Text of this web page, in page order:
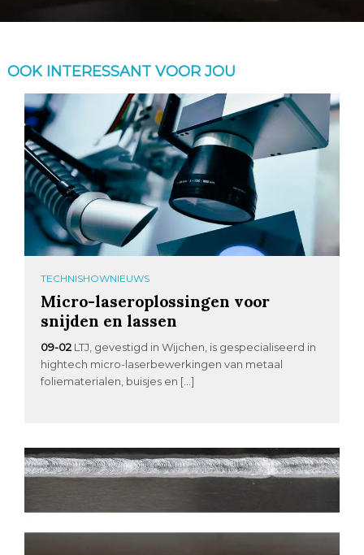
OOK INTERESSANT VOOR JOU
TECHNISHOWNIEUWS
Micro-laseroplossingen voor
snijden en lassen
09-02 LTJ, gevestigd in Wijchen, is gespecialiseerd in
hightech micro-laserbewerkingen van metaal
foliematerialen, buisjes en […]